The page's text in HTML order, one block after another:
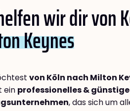
wir dir von
Keynes
von Köln nach Milton
ein professionelles &
, das sich um